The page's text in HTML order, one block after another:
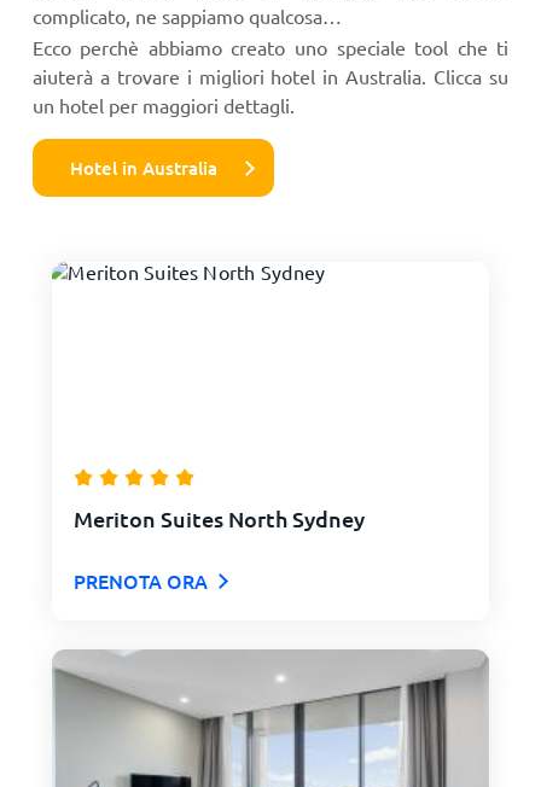
complicato, ne sappiamo qualcosa…
Ecco perchè abbiamo creato uno speciale tool che ti
aiuterà a trovare i migliori hotel in Australia. Clicca su
un hotel per maggiori dettagli.
Hotel in Australia
Meriton Suites North Sydney
PRENOTA ORA